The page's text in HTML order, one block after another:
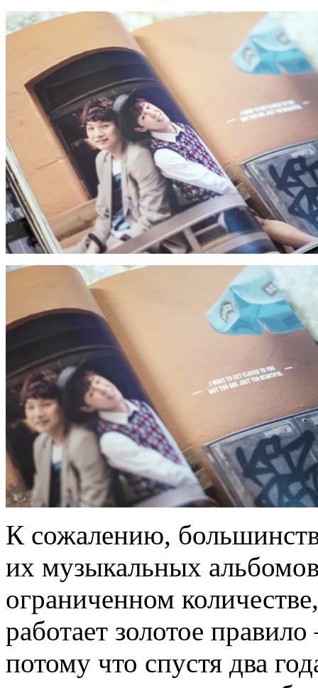
К сожалению,
их музыкальных
ограниченном
работает золотое
потому что спустя два